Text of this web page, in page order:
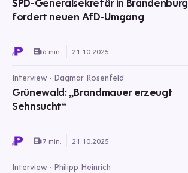
fordert neuen AfD-Umgang
6 min. 21.10.2025
Interview · Dagmar Rosenfeld
Grünewald: „Brandmauer erzeugt
Sehnsucht“
7 min. 21.10.2025
Interview · Philipp Heinrich